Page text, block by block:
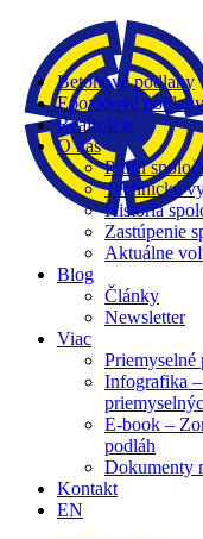
Betónové podlahy
Epoxidové podlahy
Realizácie
O nás
Profil
Technické
História
Zastúpenie
Aktuálne
Blog
Články
Newsletter
Viac
Priemyselné
Infografika
E-book –
podláh
Dokumenty
Kontakt
EN